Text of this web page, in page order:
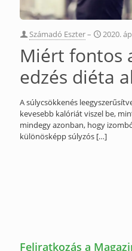
Számadó Eszter– 2020.
Miért fontos
edzés diéta
A súlycsökkenés
kevesebb kalóriát viszel be,
mindegy azonban, hogy
különösképp súlyzós […]
Feliratkozás a